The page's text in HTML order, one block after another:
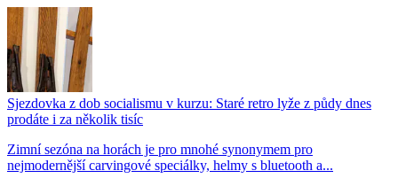
Sjezdovka z dob socialismu v kurzu: Staré retro lyže z půdy dnes
prodáte i za několik tisíc
Zimní sezóna na horách je pro mnohé synonymem pro
nejmodernější carvingové speciálky, helmy s bluetooth a...